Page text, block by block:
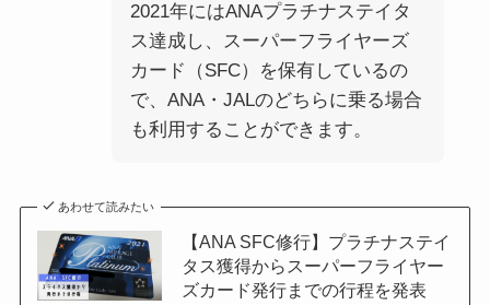
2021年にはANAプラチナステイタ
ス達成し、スーパーフライヤーズ
カード（SFC）を保有しているの
で、ANA・JALのどちらに乗る場合
も利用することができます。
あわせて読みたい
【ANA SFC修行】プラチナステイ
タス獲得からスーパーフライヤー
ズカード発行までの行程を発表